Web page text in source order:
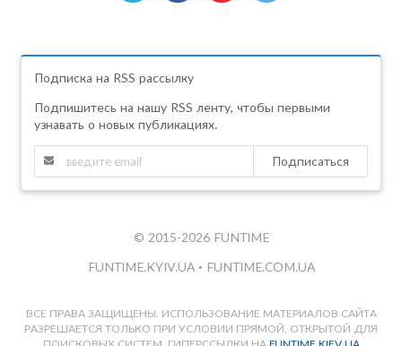
Подписка на RSS рассылку
Подпишитесь на нашу RSS ленту, чтобы первыми
узнавать о новых публикациях.
Подписаться
© 2015-2026 FUNTIME
FUNTIME.KYIV.UA • FUNTIME.COM.UA
ВСЕ ПРАВА ЗАЩИЩЕНЫ. ИСПОЛЬЗОВАНИЕ МАТЕРИАЛОВ САЙТА
РАЗРЕШАЕТСЯ ТОЛЬКО ПРИ УСЛОВИИ ПРЯМОЙ, ОТКРЫТОЙ ДЛЯ